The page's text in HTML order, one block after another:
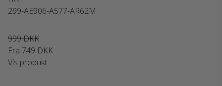
299-AE906-A577-AR62M
999 DKK
Fra 749 DKK
Vis produkt